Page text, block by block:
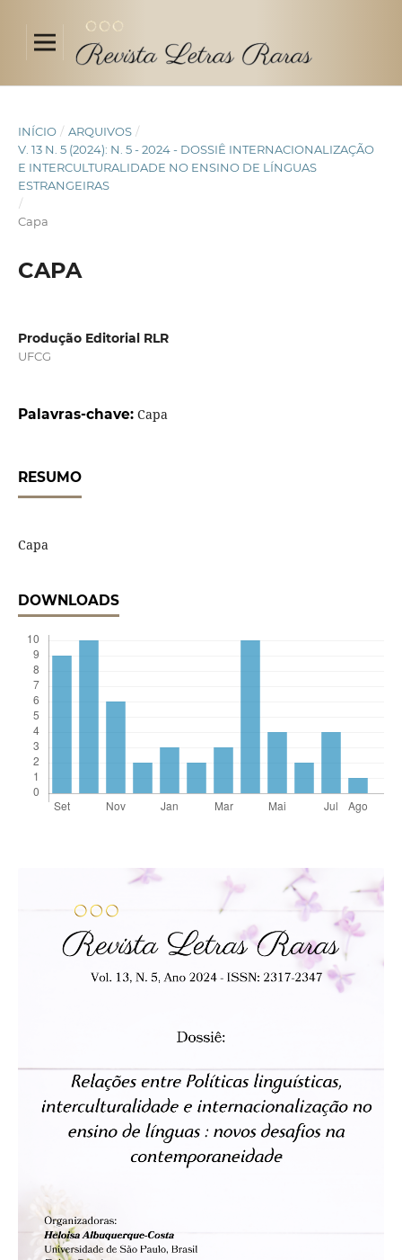
INÍCIO / ARQUIVOS /
V. 13 N. 5 (2024): N. 5 - 2024 - DOSSIÊ INTERNACIONALIZAÇÃO
E INTERCULTURALIDADE NO ENSINO DE LÍNGUAS
ESTRANGEIRAS
/
Capa
CAPA
Produção Editorial RLR
UFCG
Palavras-chave: Capa
RESUMO
Capa
DOWNLOADS